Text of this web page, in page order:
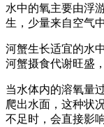
水中的氧主要由浮
生，少量来自空气
河蟹生长适宜的水
河蟹摄食代谢旺盛
当水体内的溶氧量
爬出水面，这种状
不足时，会直接影